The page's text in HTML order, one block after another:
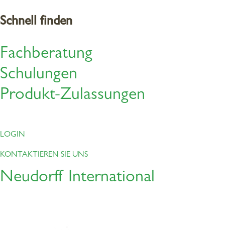
Schnell finden
Fachberatung
Schulungen
Produkt-Zulassungen
LOGIN
KONTAKTIEREN SIE UNS
Neudorff International
Hier finden Sie alles rund
Sie sich ein, um vollen Zugriff zu erhalten